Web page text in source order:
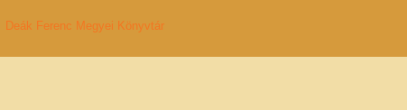
Deák Ferenc Megyei Könyvtár